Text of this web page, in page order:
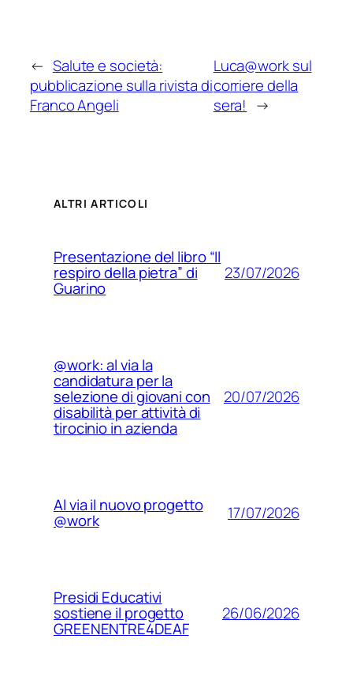
← Salute e società:
pubblicazione sulla rivista di
Franco Angeli
Luca@work sul
corriere della
sera! →
ALTRI ARTICOLI
Presentazione del libro “Il
respiro della pietra” di
Guarino
23/07/2026
@work: al via la
candidatura per la
selezione di giovani con
disabilità per attività di
tirocinio in azienda
20/07/2026
Al via il nuovo progetto
@work 17/07/2026
Presidi Educativi
sostiene il progetto
GREENENTRE4DEAF
26/06/2026